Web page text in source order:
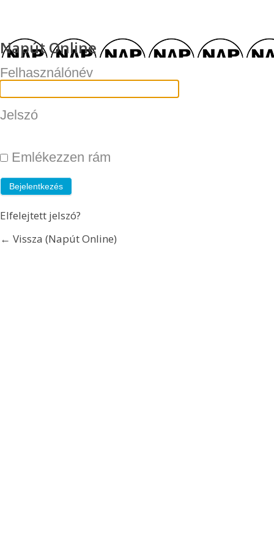
Napút Online
Felhasználónév
Jelszó
Emlékezzen rám
Elfelejtett jelszó?
← Vissza (Napút Online)